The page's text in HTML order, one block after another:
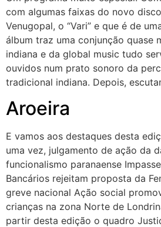
com algumas faixas do novo
Venugopal, o “Vari” e que é de
álbum traz uma conjunção quase
indiana e da global music tudo
ouvidos num prato sonoro da
tradicional indiana. Depois,
Aroeira
E vamos aos destaques desta
uma vez, julgamento de ação da
funcionalismo paranaense
Bancários rejeitam proposta da
greve nacional Ação social
crianças na zona Norte de
partir desta edição o quadro